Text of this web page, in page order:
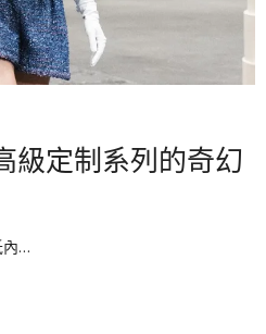
級定制系列的奇幻
內…